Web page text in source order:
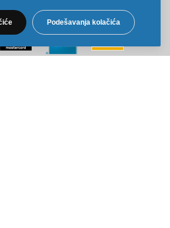
Podešavanja kolačića